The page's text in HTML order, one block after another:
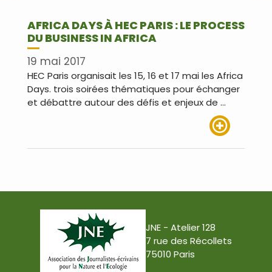
AFRICA DAYS À HEC PARIS : LE PROCESS
DU BUSINESS IN AFRICA
19 mai 2017
HEC Paris organisait les 15, 16 et 17 mai les Africa
Days. trois soirées thématiques pour échanger
et débattre autour des défis et enjeux de …
JNE - Atelier 128
7 rue des Récollets
75010 Paris